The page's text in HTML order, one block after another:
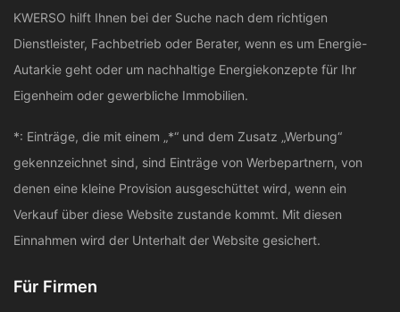
KWERSO hilft Ihnen bei der Suche nach dem richtigen
Dienstleister, Fachbetrieb oder Berater, wenn es um Energie-
Autarkie geht oder um nachhaltige Energiekonzepte für Ihr
Eigenheim oder gewerbliche Immobilien.
*: Einträge, die mit einem „*“ und dem Zusatz „Werbung“
gekennzeichnet sind, sind Einträge von Werbepartnern, von
denen eine kleine Provision ausgeschüttet wird, wenn ein
Verkauf über diese Website zustande kommt. Mit diesen
Einnahmen wird der Unterhalt der Website gesichert.
Für Firmen